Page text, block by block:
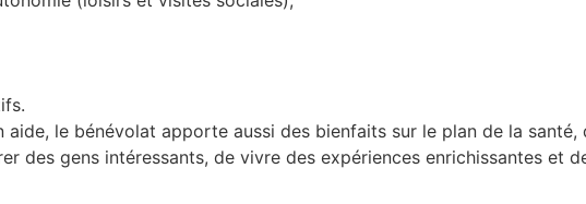
le bénévolat apporte aussi des bienfaits sur le plan de la santé,
des gens intéressants, de vivre des expériences enrichissantes et